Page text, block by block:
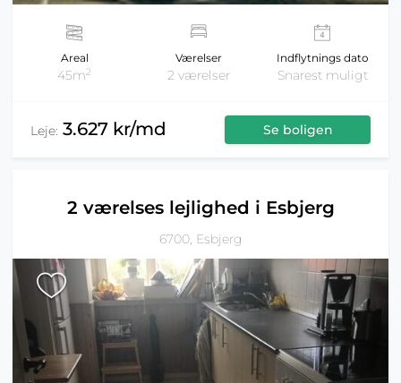
Areal
45m2
Værelser
2 værelser
Indflytnings dato
Snarest muligt
Leje: 3.627 kr/md Se boligen
2 værelses lejlighed i Esbjerg
6700, Esbjerg